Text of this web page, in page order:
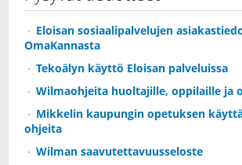
Eloisan sosiaalipalvelujen
OmaKannasta
Tekoälyn käyttö Eloisan palveluissa
Wilmaohjeita huoltajille, oppilaille ja
Mikkelin kaupungin opetuksen
ohjeita
Wilman saavutettavuusseloste